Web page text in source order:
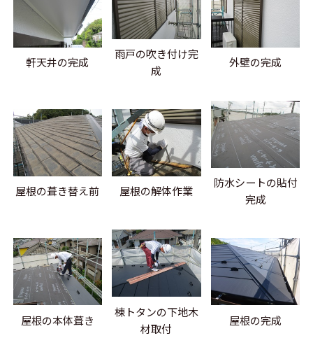
軒天井の完成
雨戸の吹き付け完
成
外壁の完成
屋根の葺き替え前 屋根の解体作業
防水シートの貼付
完成
屋根の本体葺き
棟トタンの下地木
材取付
屋根の完成